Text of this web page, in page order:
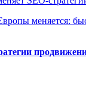
меняется: